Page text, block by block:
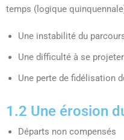
temps (logique
Une instabilité du
Une difficulté à se
Une perte de fidélisation
1.2 Une érosion
Départs non compensés